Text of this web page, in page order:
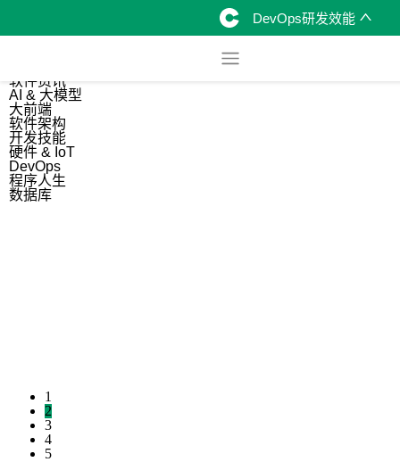
DevOps研发效能
软件资讯
AI & 大模型
大前端
软件架构
开发技能
硬件 & IoT
DevOps
程序人生
数据库
1
2
3
4
5